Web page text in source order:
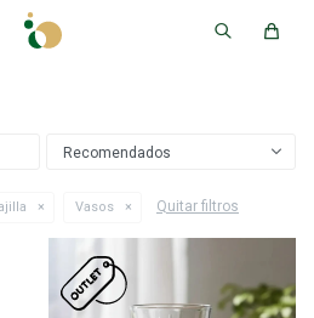
Recomendados
Vasos Quitar filtros